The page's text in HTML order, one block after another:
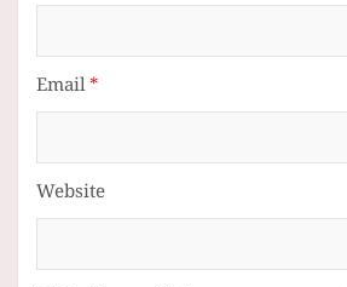
Email*
Website